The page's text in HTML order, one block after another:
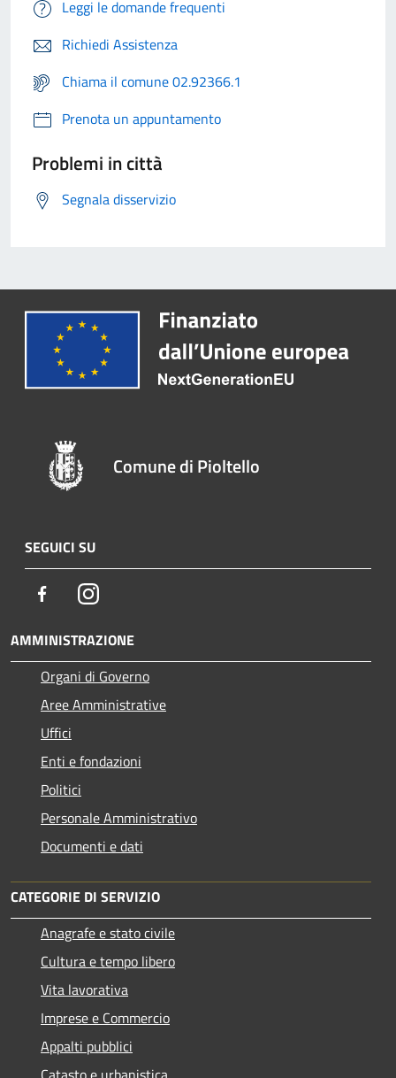
Leggi le domande frequenti
Richiedi Assistenza
Chiama il comune 02.92366.1
Prenota un appuntamento
Problemi in città
Segnala disservizio
Comune di Pioltello
SEGUICI SU
FacebookInstagram
AMMINISTRAZIONE
Organi di Governo
Aree Amministrative
Uffici
Enti e fondazioni
Politici
Personale Amministrativo
Documenti e dati
CATEGORIE DI SERVIZIO
Anagrafe e stato civile
Cultura e tempo libero
Vita lavorativa
Imprese e Commercio
Appalti pubblici